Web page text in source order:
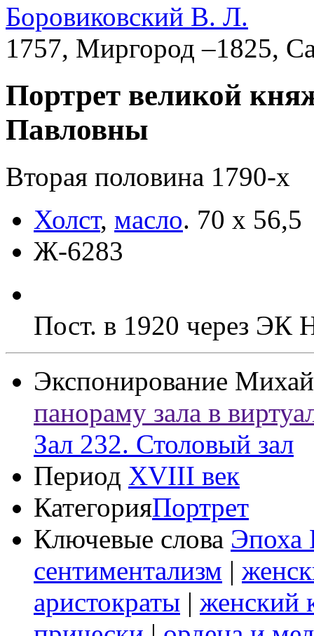
Боровиковский В. Л.
1757, Миргород –1825,
Портрет великой
Павловны
Вторая половина 1790-х
Холст, масло. 70 х 56,5
Ж-6283
Пост. в 1920 через ЭК
Экспонирование
панораму зала в
Зал 232. Столовый зал
Период XVIII век
КатегорияПортрет
Ключевые слова Эпоха
сентиментализм |
аристократы | женский